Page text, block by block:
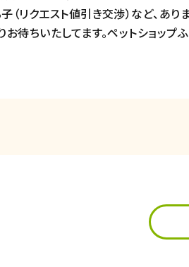
（リクエスト値引き交渉）など、
待ちいたしてます。ペットショップ